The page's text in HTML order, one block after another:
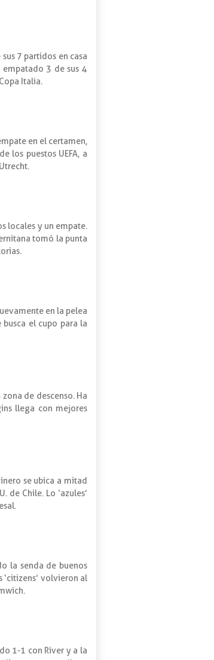
7 partidos en casa
3 de sus 4
Italia.
en el certamen,
los puestos UEFA, a
locales y un empate.
tomó la punta
en la pelea
el cupo para la
de descenso. Ha
llega con mejores
se ubica a mitad
Chile. Lo ‘azules’
la senda de buenos
‘citizens’ volvieron al
1-1 con River y a la